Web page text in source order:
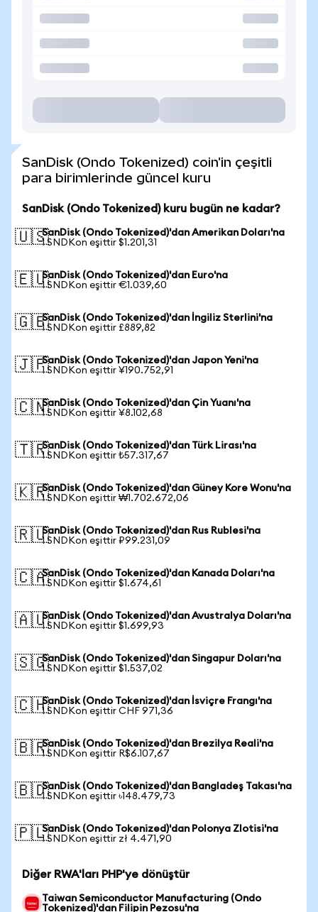
SanDisk (Ondo Tokenized) coin'in çeşitli
para birimlerinde güncel kuru
SanDisk (Ondo Tokenized) kuru bugün ne kadar?
🇺🇸SanDisk (Ondo Tokenized)'dan Amerikan Doları'na
1 SNDKon eşittir $1.201,31
🇪🇺SanDisk (Ondo Tokenized)'dan Euro'na
1 SNDKon eşittir €1.039,60
🇬🇧SanDisk (Ondo Tokenized)'dan İngiliz Sterlini'na
1 SNDKon eşittir £889,82
🇯🇵SanDisk (Ondo Tokenized)'dan Japon Yeni'na
1 SNDKon eşittir ¥190.752,91
🇨🇳SanDisk (Ondo Tokenized)'dan Çin Yuanı'na
1 SNDKon eşittir ¥8.102,68
🇹🇷SanDisk (Ondo Tokenized)'dan Türk Lirası'na
1 SNDKon eşittir ₺57.317,67
🇰🇷SanDisk (Ondo Tokenized)'dan Güney Kore Wonu'na
1 SNDKon eşittir ₩1.702.672,06
🇷🇺SanDisk (Ondo Tokenized)'dan Rus Rublesi'na
1 SNDKon eşittir ₽99.231,09
🇨🇦SanDisk (Ondo Tokenized)'dan Kanada Doları'na
1 SNDKon eşittir $1.674,61
🇦🇺SanDisk (Ondo Tokenized)'dan Avustralya Doları'na
1 SNDKon eşittir $1.699,93
🇸🇬SanDisk (Ondo Tokenized)'dan Singapur Doları'na
1 SNDKon eşittir $1.537,02
🇨🇭SanDisk (Ondo Tokenized)'dan İsviçre Frangı'na
1 SNDKon eşittir CHF 971,36
🇧🇷SanDisk (Ondo Tokenized)'dan Brezilya Reali'na
1 SNDKon eşittir R$6.107,67
🇧🇩SanDisk (Ondo Tokenized)'dan Bangladeş Takası'na
1 SNDKon eşittir ৳148.479,73
🇵🇱SanDisk (Ondo Tokenized)'dan Polonya Zlotisi'na
1 SNDKon eşittir zł 4.471,90
Diğer RWA'ları PHP'ye dönüştür
Taiwan Semiconductor Manufacturing (Ondo
Tokenized)'dan Filipin Pezosu'na